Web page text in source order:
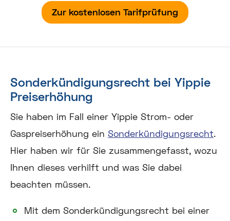
Zur kostenlosen Tarifprüfung
Sonderkündigungsrecht bei Yippie
Preiserhöhung
Sie haben im Fall einer Yippie Strom- oder
Gaspreiserhöhung ein Sonderkündigungsrecht.
Hier haben wir für Sie zusammengefasst, wozu
Ihnen dieses verhilft und was Sie dabei
beachten müssen.
Mit dem Sonderkündigungsrecht bei einer